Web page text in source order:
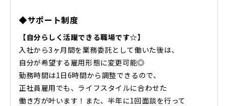
◆サポート制度
【自分らしく活躍できる職場です☆】
入社から3ヶ月間を業務委託として働いた後は、
自分が希望する雇用形態に変更可能◎
勤務時間は1日6時間から調整できるので、
正社員雇用でも、ライフスタイルに合わせた
働き方が叶います！また、半年に1回面談を行って